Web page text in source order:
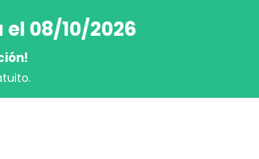
08/10/2026